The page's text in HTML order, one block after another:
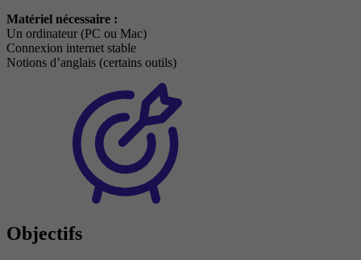
Matériel nécessaire :
Un ordinateur (PC ou Mac)
Connexion internet stable
Notions d’anglais (certains outils)
Objectifs